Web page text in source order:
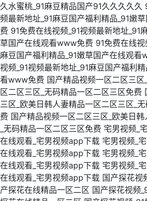
久水蜜桃_91麻豆精品国产91久久久久久
频最新地址_91麻豆国产福利精品_91嫩
费 91免费在线视频_91视频最新地址_91
草国产在线观看www免费 91免费在线视
麻豆国产福利精品_91嫩草国产在线观看
视频_91视频最新地址_91麻豆国产福利
看www免费 国产精品视频一区二区三
区二区三区_无码精品一区二区三区免费
三区_欧美日韩人妻精品一区二区三区_
费 国产精品视频一区二区三区_欧美日
_无码精品一区二区三区免费 宅男视频_
在线观看_宅男视频app下载 宅男视频_
在线观看_宅男视频app下载 宅男视频_
在线观看_宅男视频app下载 宅男视频_
在线观看_宅男视频app下载 国产探花视
产探花在线精品一区二区 国产探花视频